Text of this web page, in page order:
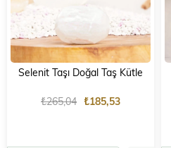
Selenit Taşı Doğal Taş Kütle
₺185,53
₺265,04